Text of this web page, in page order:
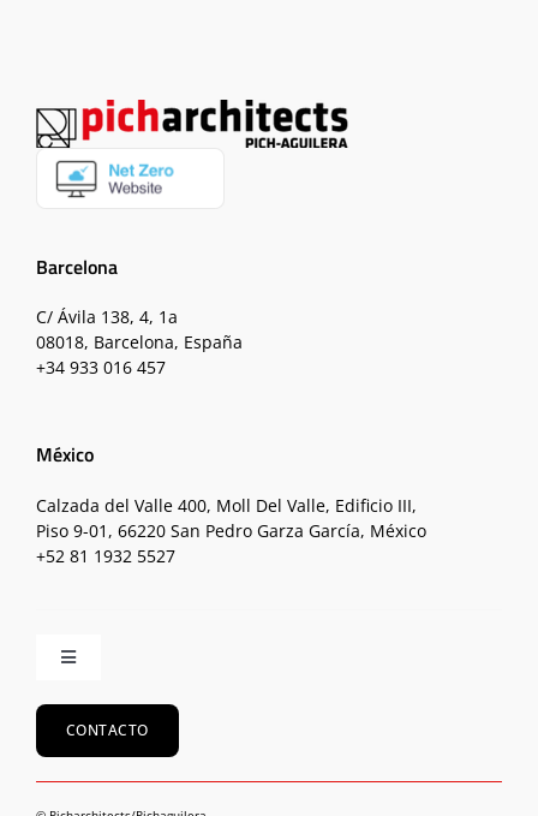
Barcelona
C/ Ávila 138, 4, 1a
08018, Barcelona, España
+34 933 016 457
México
Calzada del Valle 400, Moll Del Valle, Edificio III,
Piso 9-01, 66220 San Pedro Garza García, México
+52 81 1932 5527
Toggle
Inicio
CONTACTO